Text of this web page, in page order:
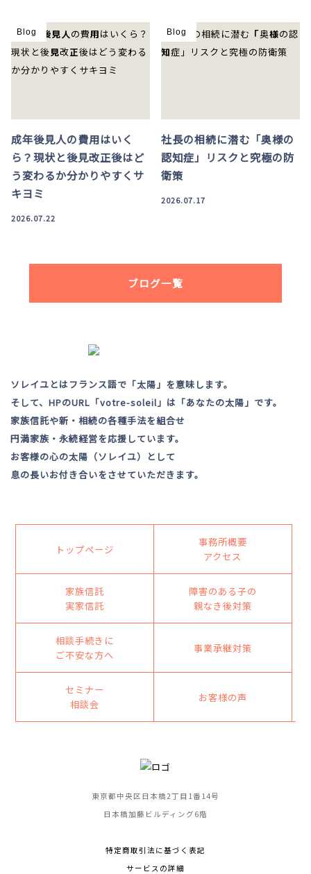
成年後見人の費用はいく
ら？現状と後見改正後はど
う変わるか分かりやすくサ
キヨミ
2026.07.22
Blog
社長の相続に潜む「奥様の
認知症」リスクと究極の防
衛策
2026.07.17
Blog
ブログ一覧
ソレイユとはフランス語で「太陽」を意味します。
そして、HPのURL「votre-soleil」は「あなたの太陽」です。
家族信託や新・相続の各種手法を組合せ
円満家族・永続経営を応援しています。
お客様の心の太陽（ソレイユ）として
息の長いお付き合いをさせていただきます。
トップページ
事務所概要
アクセス
家族信託
実家信託
障害のある子の
親なき後対策
相談手続きに
ご不安な方へ
事業承継対策
セミナー
相談会
お客様の声
東京都中央区日本橋2丁目1番14号
日本橋加藤ビルディング6階
特定商取引法に基づく表記
サービスの詳細